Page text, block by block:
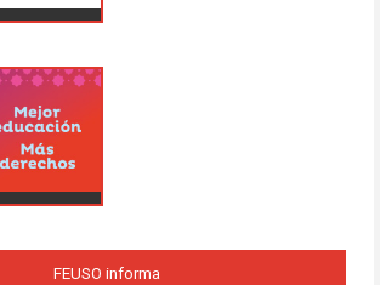
FEUSO informa